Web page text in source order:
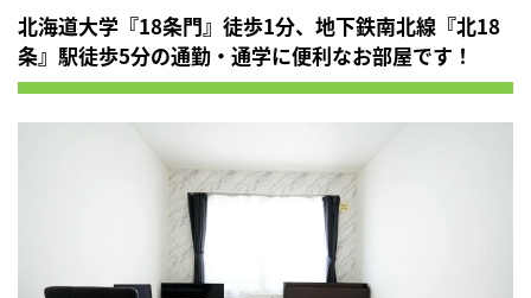
北海道大学『18条門』徒歩1分、地下鉄南北線『北18
条』駅徒歩5分の通勤・通学に便利なお部屋です！